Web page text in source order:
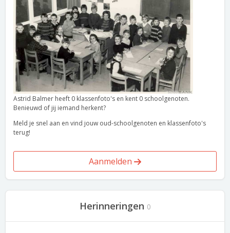
Astrid Balmer heeft 0 klassenfoto's en kent 0 schoolgenoten.
Benieuwd of jij iemand herkent?
Meld je snel aan en vind jouw oud-schoolgenoten en klassenfoto's
terug!
Aanmelden
Herinneringen 0